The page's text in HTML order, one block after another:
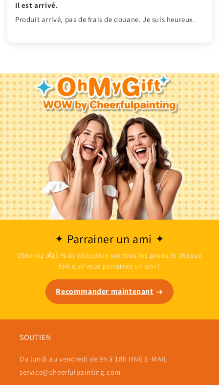
Il est arrivé.
Produit arrivé, pas de frais de douane. Je suis heureux.
Parrainer un ami
Obtenez 💰15 % de réduction sur tous les produits chaque
fois que vous parrainez un ami !
Recommander maintenant
SOUTIEN
Du lundi au vendredi de 9h à 18h HNE E-MAIL :
service@cheerfulpainting.com